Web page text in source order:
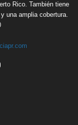
Rico. También tiene
una amplia cobertura.